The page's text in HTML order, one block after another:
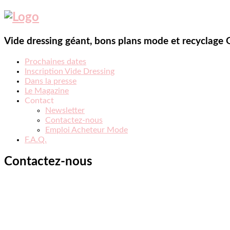
Vide dressing géant, bons plans mode et recyclage
Prochaines dates
Inscription Vide Dressing
Dans la presse
Le Magazine
Contact
Newsletter
Contactez-nous
Emploi Acheteur Mode
F.A.Q.
Contactez-nous